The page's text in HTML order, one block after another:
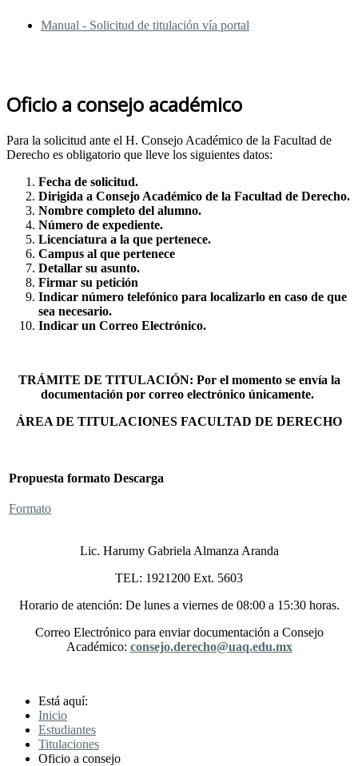
Manual - Solicitud de titulación vía portal
Oficio a consejo académico
Para la solicitud ante el H. Consejo Académico de la Facultad de
Derecho es obligatorio que lleve los siguientes datos:
Fecha de solicitud.
Dirigida a Consejo Académico de la Facultad de Derecho.
Nombre completo del alumno.
Número de expediente.
Licenciatura a la que pertenece.
Campus al que pertenece
Detallar su asunto.
Firmar su petición
Indicar número telefónico para localizarlo en caso de que
sea necesario.
Indicar un Correo Electrónico.
TRÁMITE DE TITULACIÓN: Por el momento se envía la
documentación por correo electrónico únicamente.
ÁREA DE TITULACIONES FACULTAD DE DERECHO
Propuesta formato Descarga
Formato
Lic. Harumy Gabriela Almanza Aranda
TEL: 1921200 Ext. 5603
Horario de atención: De lunes a viernes de 08:00 a 15:30 horas.
Correo Electrónico para enviar documentación a Consejo
Académico: consejo.derecho@uaq.edu.mx
Está aquí:
Inicio
Estudiantes
Titulaciones
Oficio a consejo